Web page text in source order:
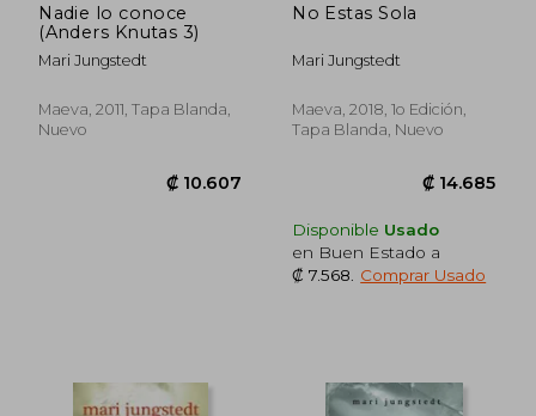
Nadie lo conoce
(Anders Knutas 3)
Mari Jungstedt
Maeva, 2011, Tapa Blanda,
Nuevo
No Estas Sola
Mari Jungstedt
Maeva, 2018, 1o Edición,
Tapa Blanda, Nuevo
Disponible Usado
en Buen Estado a
₡ 7.568
Comprar Usado